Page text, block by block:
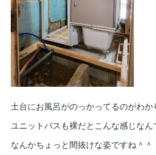
土台にお風呂がのっかってるのがわか
ユニットバスも裸だとこんな感じなん
なんかちょっと間抜けな姿ですね＾＾